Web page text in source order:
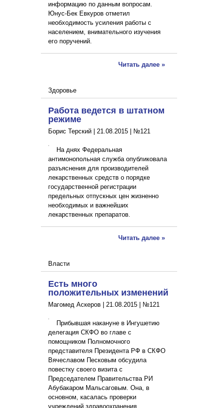
информацию по данным вопросам.
Юнус-Бек Евкуров отметил
необходимость усиления работы с
населением, внимательного изучения
его поручений.
Читать далее »
Здоровье
Работа ведется в штатном
режиме
Борис Терский | 21.08.2015 №121
На днях Федеральная
антимонопольная служба опубликовала
разъяснения для производителей
лекарственных средств о порядке
государственной регистрации
предельных отпускных цен жизненно
необходимых и важнейших
лекарственных препаратов.
Читать далее »
Власти
Есть много
положительных изменений
Магомед Аскеров | 21.08.2015 №121
Прибывшая накануне в Ингушетию
делегация СКФО во главе с
помощником Полномочного
представителя Президента РФ в СКФО
Вячеславом Песковым обсудила
повестку своего визита с
Председателем Правительства РИ
Абубакаром Мальсаговым. Она, в
основном, касалась проверки
учреждений здравоохранения